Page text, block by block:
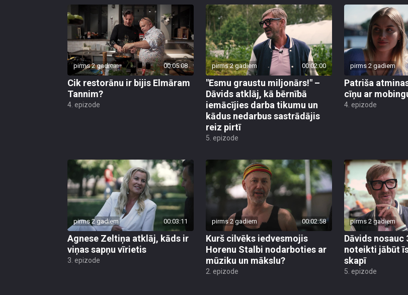
pirms 2 gadiem 00:05:08
Cik restorānu ir bijis Elmāram
Tannim?
4. epizode
pirms 2 gadiem 00:02:00
"Esmu graustu miljonārs!" –
Dāvids atklāj, kā bērnībā
iemācījies darba tikumu un
kādus nedarbus sastrādājis
reiz pirtī
5. epizode
pirms 2 gadiem
Patriša
cīņu ar
4. epizode
pirms 2 gadiem 00:03:11
Agnese Zeltiņa atklāj, kāds ir
viņas sapņu vīrietis
3. epizode
pirms 2 gadiem 00:02:58
Kurš cilvēks iedvesmojis
Horenu Stalbi nodarboties ar
mūziku un mākslu?
2. epizode
pirms 2 gadiem
Dāvids nosauc
noteikti jābūt
skapī
5. epizode